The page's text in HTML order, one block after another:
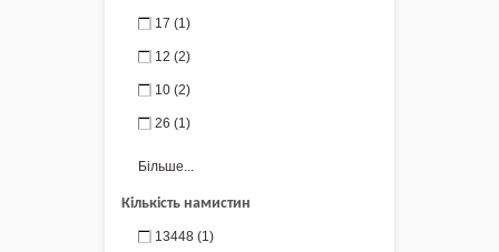
17 (1)
12 (2)
10 (2)
26 (1)
Більше...
Кількість намистин
13448 (1)